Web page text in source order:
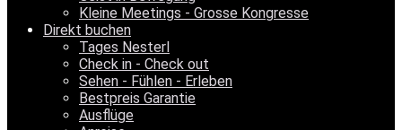
Kleine Meetings - Grosse Kongresse
Direkt buchen
Tages Nesterl
Check in - Check out
Sehen - Fühlen - Erleben
Bestpreis Garantie
Ausflüge